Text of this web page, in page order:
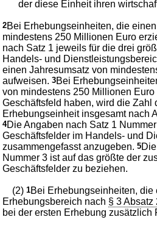
der diese Einheit ihren
2Bei Erhebungseinheiten, die
mindestens 250 Millionen Euro
nach Satz 1 jeweils für die drei
Handels- und
einen Jahresumsatz von
aufweisen.3Bei
von mindestens 250 Millionen
Geschäftsfeld haben, wird die Zahl
Erhebungseinheit insgesamt nach
4Die Angaben nach Satz 1
Geschäftsfelder im Handels- und
zusammengefasst anzugeben.5
Nummer 3 ist auf das größte der
Geschäftsfelder zu beziehen.
(2)1Bei Erhebungseinheiten, die
Erhebungsbereich nach § 3 Absatz
bei der ersten Erhebung zusätzlich